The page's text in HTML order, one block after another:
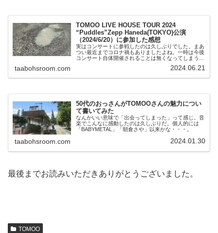
TOMOO LIVE HOUSE TOUR 2024
“Puddles”Zepp Haneda(TOKYO)公演
（2024/6/20）に参加した感想
実はコンサートに参戦したのは久しぶりでした。まあ
つい最近までコロナ禍もありましたよね。一時は今後
コンサート自体開催されることは無くなってしまうん
日は久々に”コンサートに参加する幸せ”をかみしめる
taabohsroom.com 2024.06.21
50代のおっさんがTOMOOさんの魅力につい
て書いてみた
なんかいい意味で「出会ってしまった」って感じ。音
楽でこんなに感動したのは久しぶりだ。個人的には
「BABYMETAL」「朝倉さや」以来かな・・・。
taabohsroom.com 2024.01.30
最後までお読みいただきありがとうございました。
TOMOO